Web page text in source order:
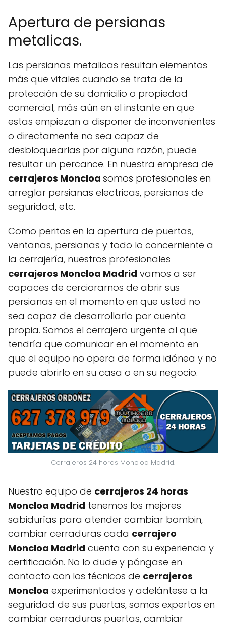
Apertura de persianas
metalicas.
Las persianas metalicas resultan elementos
más que vitales cuando se trata de la
protección de su domicilio o propiedad
comercial, más aún en el instante en que
estas empiezan a disponer de inconvenientes
o directamente no sea capaz de
desbloquearlas por alguna razón, puede
resultar un percance. En nuestra empresa de
cerrajeros Moncloa somos profesionales en
arreglar persianas electricas, persianas de
seguridad, etc.
Como peritos en la apertura de puertas,
ventanas, persianas y todo lo concerniente a
la cerrajería, nuestros profesionales
cerrajeros Moncloa Madrid vamos a ser
capaces de cerciorarnos de abrir sus
persianas en el momento en que usted no
sea capaz de desarrollarlo por cuenta
propia. Somos el cerrajero urgente al que
tendría que comunicar en el momento en
que el equipo no opera de forma idónea y no
puede abrirlo en su casa o en su negocio.
Cerrajeros 24 horas Moncloa Madrid.
Nuestro equipo de cerrajeros 24 horas
Moncloa Madrid tenemos los mejores
sabidurías para atender cambiar bombin,
cambiar cerraduras cada cerrajero
Moncloa Madrid cuenta con su experiencia y
certificación. No lo dude y póngase en
contacto con los técnicos de cerrajeros
Moncloa experimentados y adelántese a la
seguridad de sus puertas, somos expertos en
cambiar cerraduras puertas, cambiar